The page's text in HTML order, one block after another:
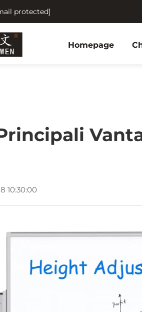
protected]
Homepage
10:30:00